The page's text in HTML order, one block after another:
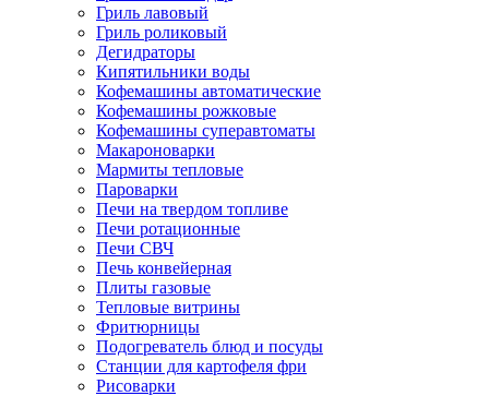
Гриль лавовый
Гриль роликовый
Дегидраторы
Кипятильники воды
Кофемашины автоматические
Кофемашины рожковые
Кофемашины суперавтоматы
Макароноварки
Мармиты тепловые
Пароварки
Печи на твердом топливе
Печи ротационные
Печи СВЧ
Печь конвейерная
Плиты газовые
Тепловые витрины
Фритюрницы
Подогреватель блюд и посуды
Станции для картофеля фри
Рисоварки